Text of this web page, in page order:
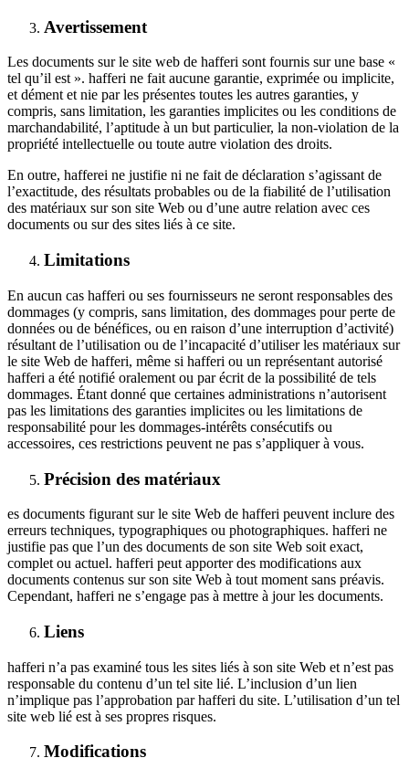
Avertissement
Les documents sur le site web de hafferi sont fournis sur une base «
tel qu’il est ». hafferi ne fait aucune garantie, exprimée ou implicite,
et dément et nie par les présentes toutes les autres garanties, y
compris, sans limitation, les garanties implicites ou les conditions de
marchandabilité, l’aptitude à un but particulier, la non-violation de la
propriété intellectuelle ou toute autre violation des droits.
En outre, hafferei ne justifie ni ne fait de déclaration s’agissant de
l’exactitude, des résultats probables ou de la fiabilité de l’utilisation
des matériaux sur son site Web ou d’une autre relation avec ces
documents ou sur des sites liés à ce site.
Limitations
En aucun cas hafferi ou ses fournisseurs ne seront responsables des
dommages (y compris, sans limitation, des dommages pour perte de
données ou de bénéfices, ou en raison d’une interruption d’activité)
résultant de l’utilisation ou de l’incapacité d’utiliser les matériaux sur
le site Web de hafferi, même si hafferi ou un représentant autorisé
hafferi a été notifié oralement ou par écrit de la possibilité de tels
dommages. Étant donné que certaines administrations n’autorisent
pas les limitations des garanties implicites ou les limitations de
responsabilité pour les dommages-intérêts consécutifs ou
accessoires, ces restrictions peuvent ne pas s’appliquer à vous.
Précision des matériaux
es documents figurant sur le site Web de hafferi peuvent inclure des
erreurs techniques, typographiques ou photographiques. hafferi ne
justifie pas que l’un des documents de son site Web soit exact,
complet ou actuel. hafferi peut apporter des modifications aux
documents contenus sur son site Web à tout moment sans préavis.
Cependant, hafferi ne s’engage pas à mettre à jour les documents.
Liens
hafferi n’a pas examiné tous les sites liés à son site Web et n’est pas
responsable du contenu d’un tel site lié. L’inclusion d’un lien
n’implique pas l’approbation par hafferi du site. L’utilisation d’un tel
site web lié est à ses propres risques.
Modifications